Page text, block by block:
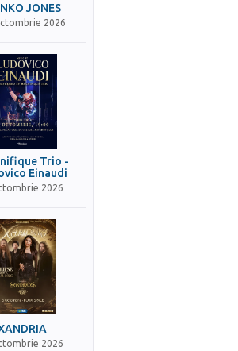
JONES
2026
Trio -
Einaudi
2026
2026